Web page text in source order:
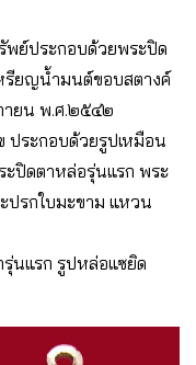
พย์ประกอบด้วยพระปิด
รียญน้ำมนต์ขอบสตางค์
ายน พ.ศ.๒๕๔๒
ประกอบด้วยรูปเหมือน
ะปิดตาหล่อรุ่นแรก พระ
ปรกใบมะขาม แหวน
นแรก รูปหล่อแซยิด